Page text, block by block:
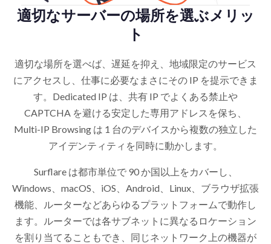
適切なサーバーの場所を選ぶメリッ
ト
適切な場所を選べば、遅延を抑え、地域限定のサービス
にアクセスし、仕事に必要なまさにその IP を提示できま
す。Dedicated IP は、共有 IP でよくある禁止や
CAPTCHA を避ける安定した専用アドレスを保ち、
Multi-IP Browsing は 1 台のデバイスから複数の独立した
アイデンティティを同時に動かします。
Surflare は都市単位で 90 か国以上をカバーし、
Windows、macOS、iOS、Android、Linux、ブラウザ拡張
機能、ルーターなどあらゆるプラットフォームで動作し
ます。ルーターでは各サブネットに異なるロケーション
を割り当てることもでき、同じネットワーク上の機器が